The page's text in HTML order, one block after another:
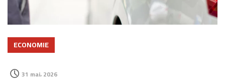
ECONOMIE
31 mai، 2026